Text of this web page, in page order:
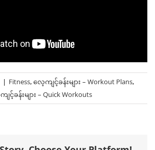
| Fitness,လေ့ကျင့်ခန်းများ – Workout Plans,
န်းများ – Quick Workouts